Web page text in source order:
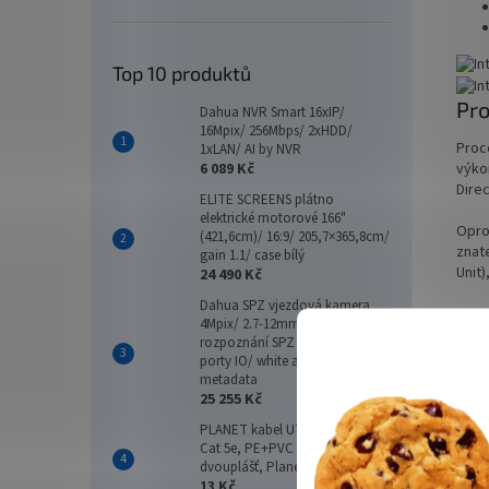
Top 10 produktů
Dahua NVR Smart 16xIP/
16Mpix/ 256Mbps/ 2xHDD/
1xLAN/ AI by NVR
6 089 Kč
ELITE SCREENS plátno
elektrické motorové 166"
(421,6cm)/ 16:9/ 205,7×365,8cm/
gain 1.1/ case bílý
24 490 Kč
Dahua SPZ vjezdová kamera
4Mpix/ 2.7-12mm/ IR30m/
rozpoznání SPZ na 3-10m/
porty IO/ white a blacklist/
metadata
25 255 Kč
PLANET kabel UTP, drát, 4pár,
Cat 5e, PE+PVC venkovní
dvouplášť, Planet Elite, Dca 1m